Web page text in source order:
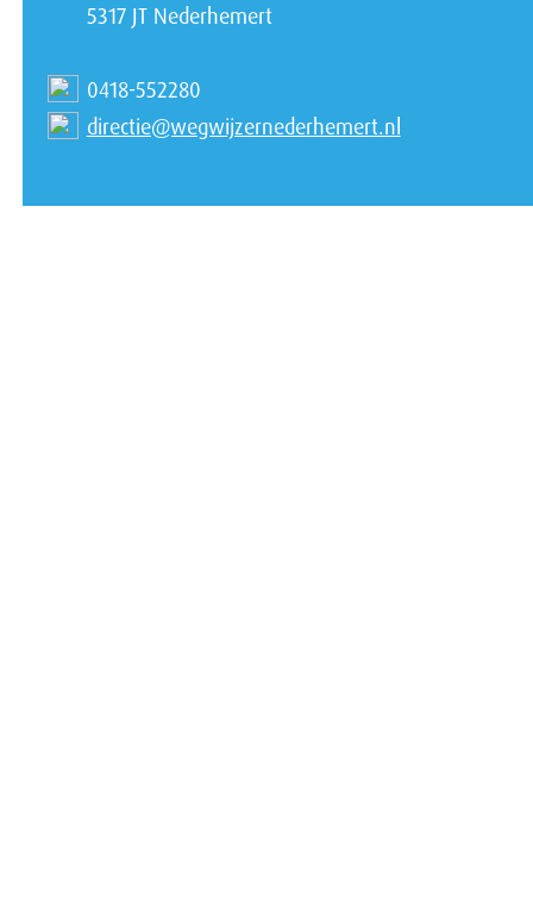
5317 JT Nederhemert
0418-552280
directie@wegwijzernederhemert.nl